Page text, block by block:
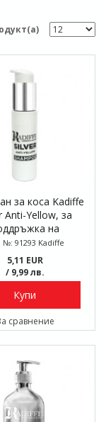
за коса Kadiffe
Anti-Yellow, за
на
до
коси, 50 мл
№: 91293 Kadiffe
5,11 EUR
/ 9,99 лв.
Купи
сравнение